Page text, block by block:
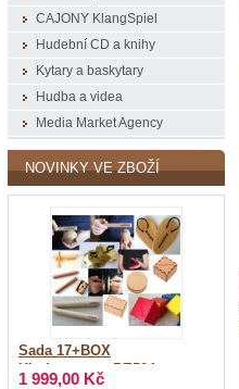
CAJONY KlangSpiel
Hudební CD a knihy
Kytary a baskytary
Hudba a videa
Media Market Agency
NOVINKY VE ZBOŽÍ
Sada 17+BOX
Kindergarten_PE504
1 999,00 Kč